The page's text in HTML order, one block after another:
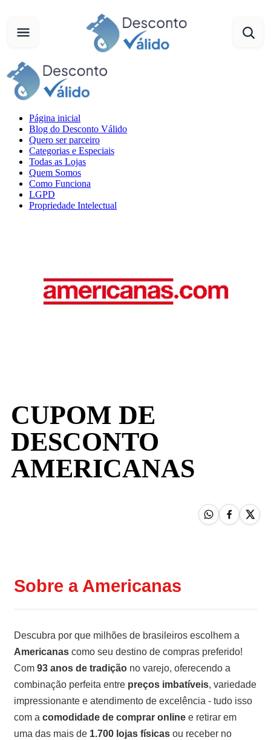
Página inicial
Blog do Desconto Válido
Quero ser parceiro
Categorias e Especiais
Todas as Lojas
Quem Somos
Como Funciona
LGPD
Propriedade Intelectual
CUPOM DE
DESCONTO
AMERICANAS
Sobre a Americanas
Descubra por que milhões de brasileiros escolhem a
Americanas como seu destino de compras preferido!
Com 93 anos de tradição no varejo, oferecendo a
combinação perfeita entre preços imbatíveis, variedade
impressionante e atendimento de excelência - tudo isso
com a comodidade de comprar online e retirar em
uma das mais de 1.700 lojas físicas ou receber no